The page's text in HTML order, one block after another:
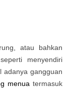
atau bahkan
menyendiri
adanya gangguan
menua termasuk